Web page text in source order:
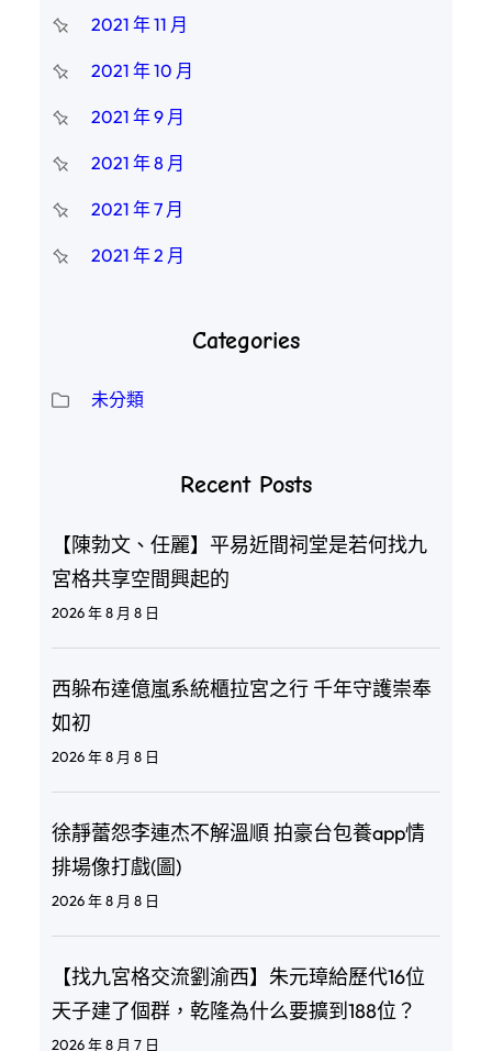
2021 年 11 月
2021 年 10 月
2021 年 9 月
2021 年 8 月
2021 年 7 月
2021 年 2 月
Categories
未分類
Recent Posts
【陳勃文、任麗】平易近間祠堂是若何找九
宮格共享空間興起的
2026 年 8 月 8 日
西躲布達億嵐系統櫃拉宮之行 千年守護崇奉
如初
2026 年 8 月 8 日
徐靜蕾怨李連杰不解溫順 拍豪台包養app情
排場像打戲(圖)
2026 年 8 月 8 日
【找九宮格交流劉渝西】朱元璋給歷代16位
天子建了個群，乾隆為什么要擴到188位？
2026 年 8 月 7 日